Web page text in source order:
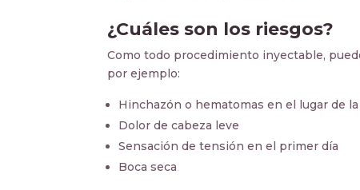
¿Cuáles son los riesgos?
Como todo procedimiento inyectable,
por ejemplo:
Hinchazón o hematomas en el lugar de
Dolor de cabeza leve
Sensación de tensión en el primer día
Boca seca